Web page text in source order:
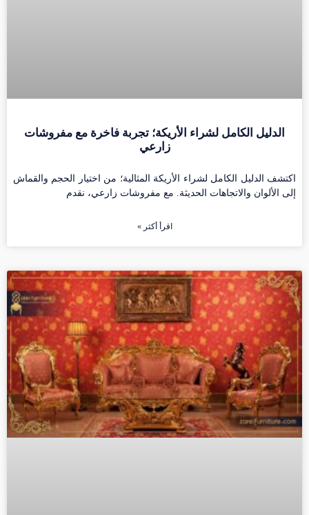
الدليل الكامل لشراء الأريكة؛ تجربة فاخرة مع مفروشات
زارعي
اكتشف الدليل الكامل لشراء الأريكة المثالية؛ من اختيار الحجم والقماش
إلى الألوان والاتجاهات الحديثة. مع مفروشات زارعي، نقدم
اقرأ أكثر »